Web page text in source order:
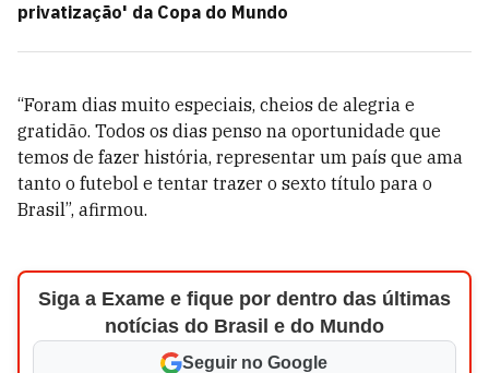
privatização' da Copa do Mundo
“Foram dias muito especiais, cheios de alegria e
gratidão. Todos os dias penso na oportunidade que
temos de fazer história, representar um país que ama
tanto o futebol e tentar trazer o sexto título para o
Brasil”, afirmou.
Siga a Exame e fique por dentro das últimas
notícias do Brasil e do Mundo
Seguir no Google